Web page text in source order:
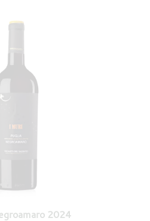
2024